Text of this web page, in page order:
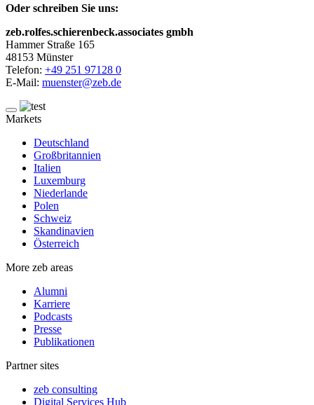
Oder schreiben Sie uns:
zeb.rolfes.schierenbeck.associates gmbh
Hammer Straße 165
48153 Münster
Telefon: +49 251 97128 0
E-Mail: muenster@zeb.de
Markets
Deutschland
Großbritannien
Italien
Luxemburg
Niederlande
Polen
Schweiz
Skandinavien
Österreich
More zeb areas
Alumni
Karriere
Podcasts
Presse
Publikationen
Partner sites
zeb consulting
Digital Services Hub